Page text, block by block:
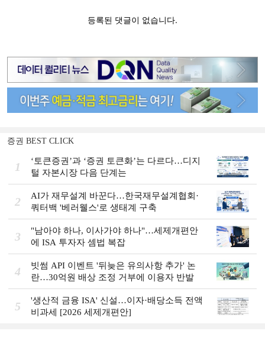
증권 BEST CLICK
1
‘토큰증권’과 ‘증권 토큰화’는 다르다…디지
털 자본시장 다음 단계는
2
AI가 재무설계 바꾼다…한국재무설계협회·
쿼터백 '베러웰스'로 생태계 구축
3
"남아야 하나, 이사가야 하나"…세제개편안
에 ISA 투자자 셈법 복잡
4
빗썸 API 이벤트 '뒤늦은 유의사항 추가' 논
란…30억원 배상 조정 거부에 이용자 반발
5
'생산적 금융 ISA' 신설…이자·배당소득 전액
비과세 [2026 세제개편안]